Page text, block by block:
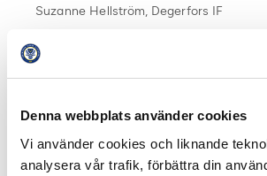
Denna webbplats använder cookies
Vi använder cookies och liknande
analysera vår trafik, förbättra din
Suzanne Hellström, Degerfors IF
—
Styrelsen
Anders Billström, BK Häcken (SEF/EFD)